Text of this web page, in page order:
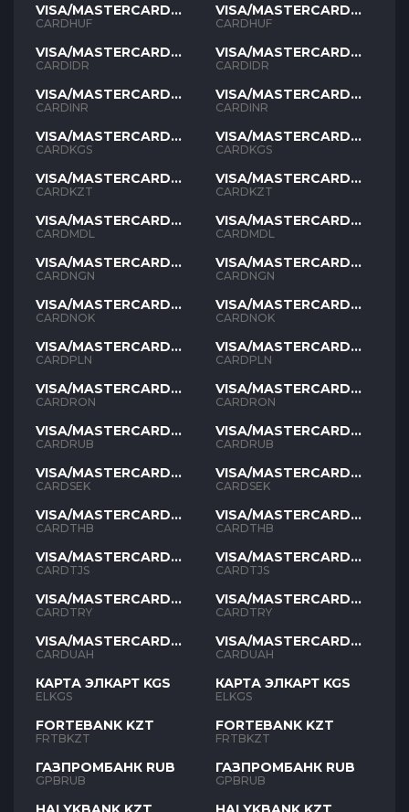
VISA/MASTERCARD
HUF
CARDHUF
VISA/MASTERCARD
IDR
CARDIDR
VISA/MASTERCARD
INR
CARDINR
VISA/MASTERCARD
KGS
CARDKGS
VISA/MASTERCARD
KZT
CARDKZT
VISA/MASTERCARD
MDL
CARDMDL
VISA/MASTERCARD
NGN
CARDNGN
VISA/MASTERCARD
NOK
CARDNOK
VISA/MASTERCARD
PLN
CARDPLN
VISA/MASTERCARD
RON
CARDRON
VISA/MASTERCARD
RUB
CARDRUB
VISA/MASTERCARD
SEK
CARDSEK
VISA/MASTERCARD
THB
CARDTHB
VISA/MASTERCARD
TJS
CARDTJS
VISA/MASTERCARD
TYR
CARDTRY
VISA/MASTERCARD
UAH
CARDUAH
КАРТА ЭЛКАРТ KGS
ELKGS
FORTEBANK KZT
FRTBKZT
ГАЗПРОМБАНК RUB
GPBRUB
VISA/MASTERCARD
HUF
CARDHUF
VISA/MASTERCARD
IDR
CARDIDR
VISA/MASTERCARD
INR
CARDINR
VISA/MASTERCARD
KGS
CARDKGS
VISA/MASTERCARD
KZT
CARDKZT
VISA/MASTERCARD
MDL
CARDMDL
VISA/MASTERCARD
NGN
CARDNGN
VISA/MASTERCARD
NOK
CARDNOK
VISA/MASTERCARD
PLN
CARDPLN
VISA/MASTERCARD
RON
CARDRON
VISA/MASTERCARD
RUB
CARDRUB
VISA/MASTERCARD
SEK
CARDSEK
VISA/MASTERCARD
THB
CARDTHB
VISA/MASTERCARD
TJS
CARDTJS
VISA/MASTERCARD
TYR
CARDTRY
VISA/MASTERCARD
UAH
CARDUAH
КАРТА ЭЛКАРТ KGS
ELKGS
FORTEBANK KZT
FRTBKZT
ГАЗПРОМБАНК RUB
GPBRUB